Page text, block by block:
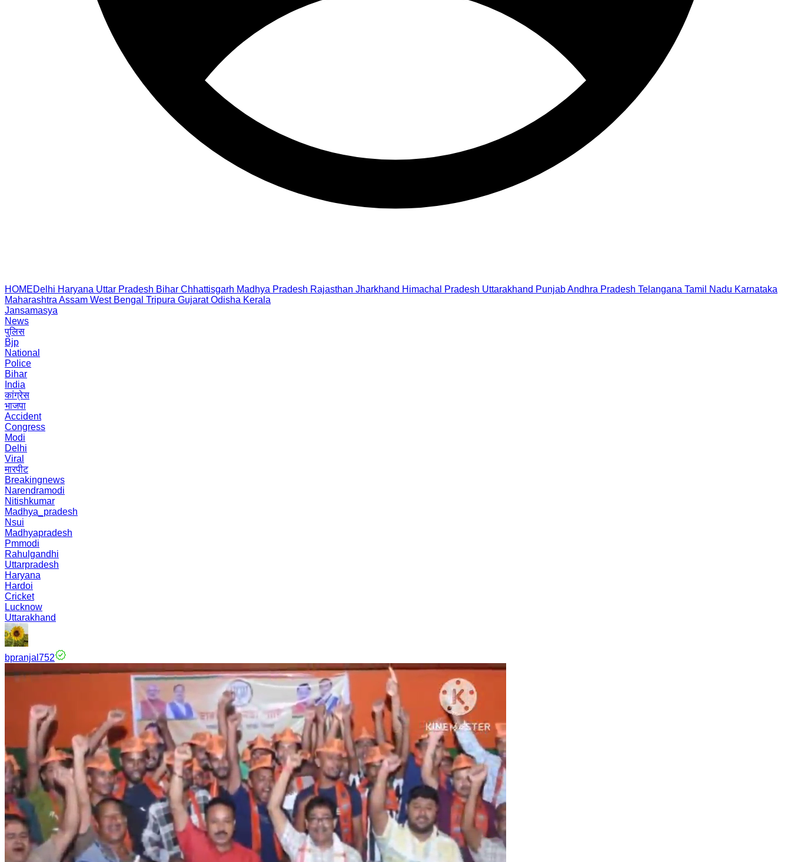
HOMEDelhi Haryana Uttar Pradesh Bihar Chhattisgarh Madhya Pradesh Rajasthan Jharkhand Himachal Pradesh Uttarakhand PunjabAndhra Pradesh Telangana Tamil Nadu Karnataka
Maharashtra Assam West Bengal Tripura Gujarat Odisha Kerala
Jansamasya
News
पुलिस
Bjp
National
Police
Bihar
India
कांग्रेस
भाजपा
Accident
Congress
Modi
Delhi
Viral
मारपीट
Breakingnews
Narendramodi
Nitishkumar
Madhya_pradesh
Nsui
Madhyapradesh
Pmmodi
Rahulgandhi
Uttarpradesh
Haryana
Hardoi
Cricket
Lucknow
Uttarakhand
bpranjal752